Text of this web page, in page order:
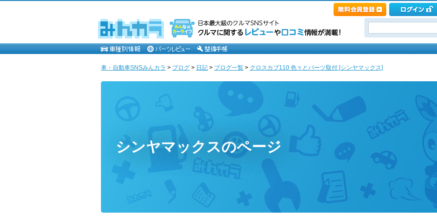
車・自動車SNSみんカラ > ブログ > 日記 > ブログ一覧 > クロスカブ110 色々とパーツ取付 [シンヤマックス]
シンヤマックスのページ